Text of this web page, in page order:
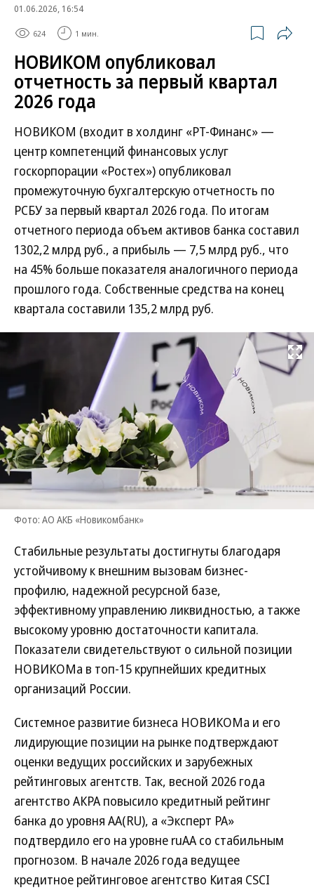
01.06.2026, 16:54
624 1 мин.
НОВИКОМ опубликовал
отчетность за первый квартал
2026 года
НОВИКОМ (входит в холдинг «РТ-Финанс» —
центр компетенций финансовых услуг
госкорпорации «Ростех») опубликовал
промежуточную бухгалтерскую отчетность по
РСБУ за первый квартал 2026 года. По итогам
отчетного периода объем активов банка составил
1302,2 млрд руб., а прибыль — 7,5 млрд руб., что
на 45% больше показателя аналогичного периода
прошлого года. Собственные средства на конец
квартала составили 135,2 млрд руб.
Развернуть
Фото: АО АКБ «Новикомбанк»
Стабильные результаты достигнуты благодаря
устойчивому к внешним вызовам бизнес-
профилю, надежной ресурсной базе,
эффективному управлению ликвидностью, а также
высокому уровню достаточности капитала.
Показатели свидетельствуют о сильной позиции
НОВИКОМа в топ-15 крупнейших кредитных
организаций России.
Системное развитие бизнеса НОВИКОМа и его
лидирующие позиции на рынке подтверждают
оценки ведущих российских и зарубежных
рейтинговых агентств. Так, весной 2026 года
агентство АКРА повысило кредитный рейтинг
банка до уровня АА(RU), а «Эксперт РА»
подтвердило его на уровне ruAA со стабильным
прогнозом. В начале 2026 года ведущее
кредитное рейтинговое агентство Китая CSCI